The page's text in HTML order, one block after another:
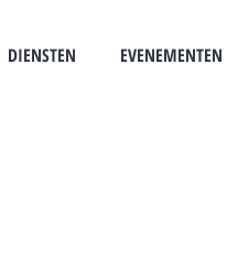
DIENSTEN EVENEMENTEN